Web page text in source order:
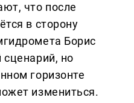
что после
в сторону
Борис
сценарий, но
горизонте
измениться.